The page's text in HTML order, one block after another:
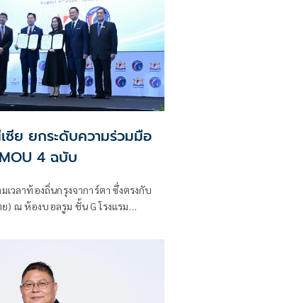
ซีย ยกระดับความร่วมมือ
4 ฉบับ
เวลาท้องถิ่นกรุงจาการ์ตา ซึ่งตรงกับ
ย) ณ ห้องบอลรูม ชั้น G โรงแรม